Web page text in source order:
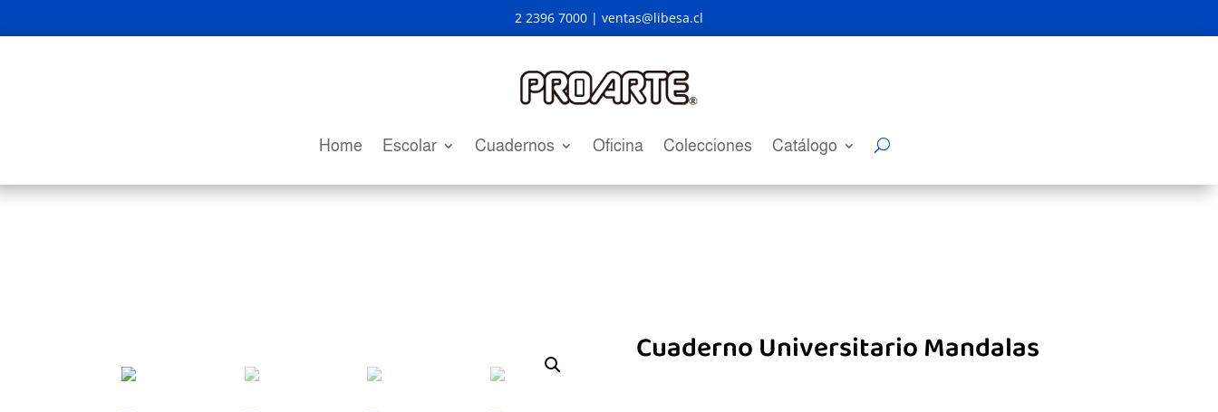
2 2396 7000 | ventas@libesa.cl
Home Escolar Cuadernos Oficina Colecciones Catálogo
Cuaderno Universitario Mandalas